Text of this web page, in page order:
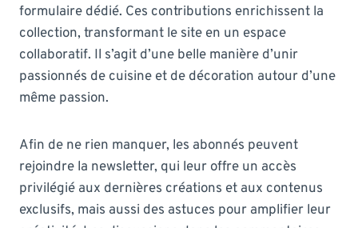
formulaire dédié. Ces contributions enrichissent la
collection, transformant le site en un espace
collaboratif. Il s’agit d’une belle manière d’unir
passionnés de cuisine et de décoration autour d’une
même passion.
Afin de ne rien manquer, les abonnés peuvent
rejoindre la newsletter, qui leur offre un accès
privilégié aux dernières créations et aux contenus
exclusifs, mais aussi des astuces pour amplifier leur